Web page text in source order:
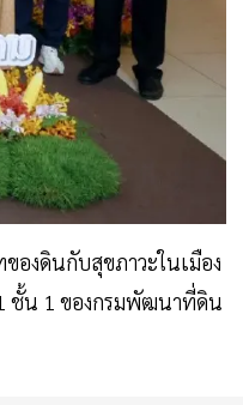
องดินกับสุขภาวะในเมือง
ชั้น 1 ของกรมพัฒนาที่ดิน